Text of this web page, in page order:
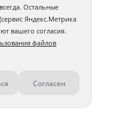
Остальные
Яндекс.Метрика
вашего согласия.
файлов
Согласен